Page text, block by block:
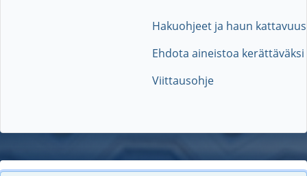
Hakuohjeet ja haun kattavuus
Ehdota aineistoa kerättäväksi
Viittausohje